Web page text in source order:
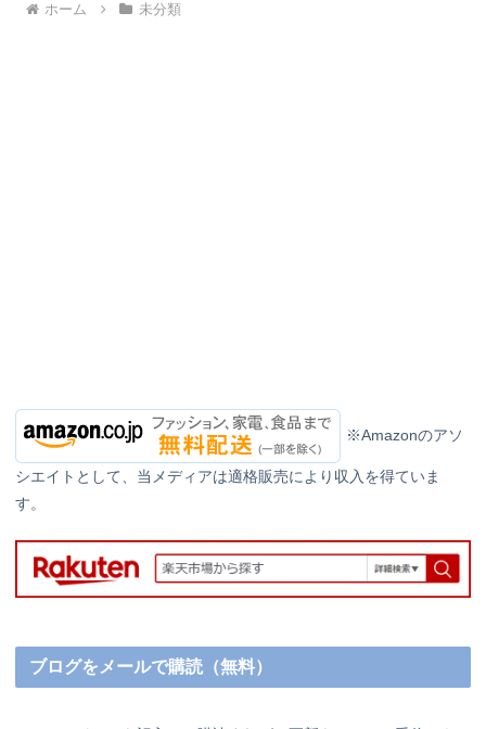
ホーム 未分類
※Amazonのアソ
シエイトとして、当メディアは適格販売により収入を得ていま
す。
ブログをメールで購読（無料）